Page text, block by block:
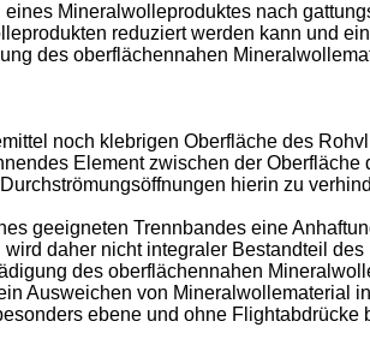
Mineralwolleproduktes nach
reduziert werden kann und
des oberflächennahen
noch klebrigen Oberfläche des
Element zwischen der Oberfläche
hierin zu
geeigneten Trennbandes eine
daher nicht integraler Bestandteil des
des oberflächennahen
Ausweichen von Mineralwollematerial
ebene und ohne Flightabdrücke